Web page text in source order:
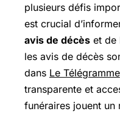
plusieurs défis
est crucial
avis de décès et de
les avis de décès
dans Le Télégramme
transparente et
funéraires jouent un